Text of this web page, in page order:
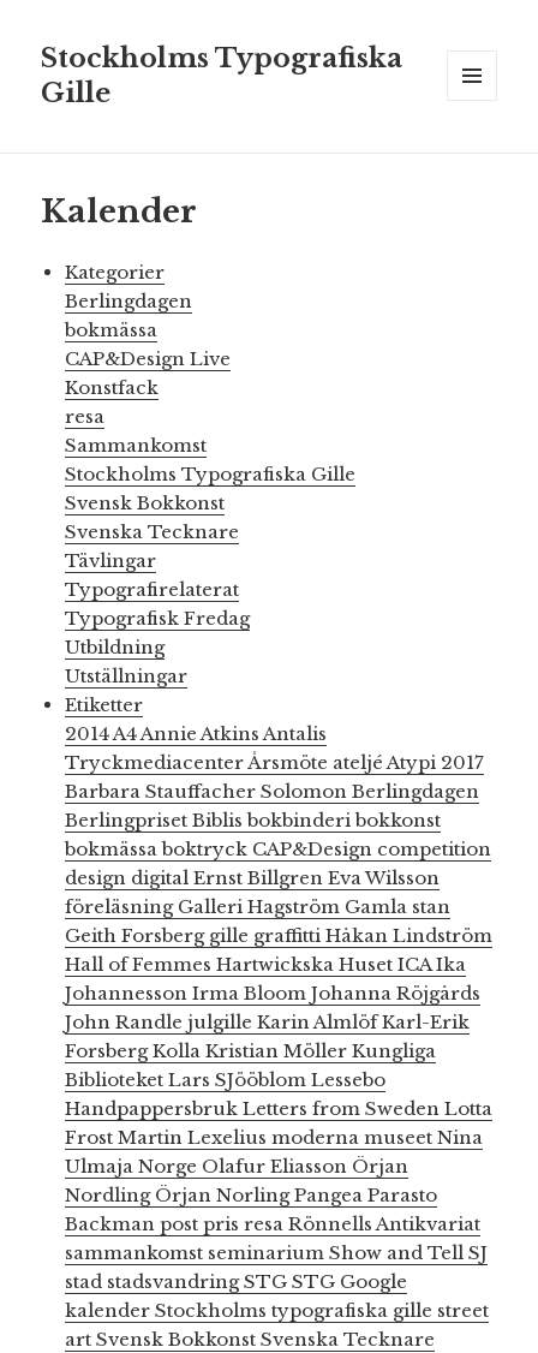
Stockholms Typografiska
Gille
Kalender
Kategorier
Berlingdagen
bokmässa
CAP&Design Live
Konstfack
resa
Sammankomst
Stockholms Typografiska Gille
Svensk Bokkonst
Svenska Tecknare
Tävlingar
Typografirelaterat
Typografisk Fredag
Utbildning
Utställningar
Etiketter
2014A4Annie AtkinsAntalis
TryckmediacenterÅrsmöte ateljéAtypi 2017
Barbara Stauffacher SolomonBerlingdagen
BerlingprisetBiblisbokbinderibokkonst
bokmässaboktryck CAP&Design competition
design digitalErnst BillgrenEva Wilsson
föreläsning Galleri Hagström Gamla stan
Geith Forsberg gille graffittiHåkan Lindström
Hall of FemmesHartwickska HusetICAIka
JohannessonIrma BloomJohanna Röjgårds
John RandlejulgilleKarin AlmlöfKarl-Erik
ForsbergKollaKristian MöllerKungliga
BiblioteketLars SJööblomLessebo
HandpappersbrukLetters from SwedenLotta
FrostMartin Lexeliusmoderna museetNina
UlmajaNorge Olafur Eliasson Örjan
Nordling Örjan NorlingPangeaParasto
BackmanpostprisresaRönnells Antikvariat
sammankomst seminariumShow and TellSJ
stad stadsvandringSTGSTG Google
kalenderStockholms typografiska gille street
artSvensk BokkonstSvenska Tecknare